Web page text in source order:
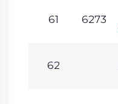
61 6273
62